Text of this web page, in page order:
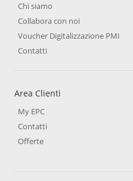
Chi siamo
Collabora con noi
Voucher Digitalizzazione PMI
Contatti
Area Clienti
My EPC
Contatti
Offerte